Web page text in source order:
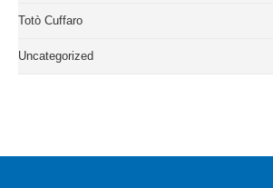
Totò Cuffaro
Uncategorized